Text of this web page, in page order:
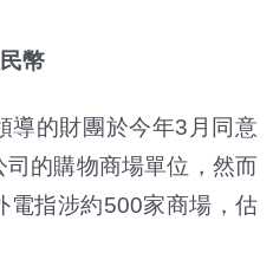
幣
的財團於今年3月同意
的購物商場單位，然而
電指涉約500家商場，估